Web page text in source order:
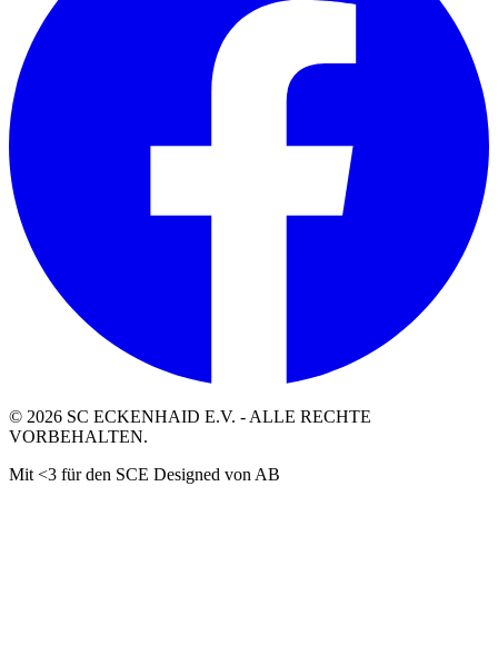
© 2026 SC ECKENHAID E.V. - ALLE RECHTE
VORBEHALTEN.
Mit <3 für den SCE Designed von AB